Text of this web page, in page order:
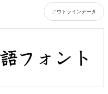
アウトラインデータ